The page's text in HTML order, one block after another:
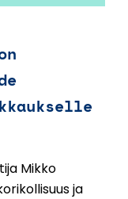
Mikko
ja